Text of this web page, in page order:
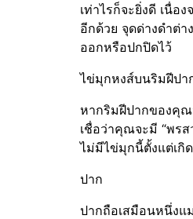
เท่าไรก็จะยิ่งดี เนื่อ
อีกด้วย จุดด่างดำต่า
ออกหรือปกปิดไว้
ไข่มุกหงส์บนริมฝีปา
หากริมฝีปากของคุณ
เชื่อว่าคุณจะมี “พร
ไม่มีไข่มุกนี้ตั้งแต่เกิ
ปาก
ปากถือเสมือนหนึ่ง